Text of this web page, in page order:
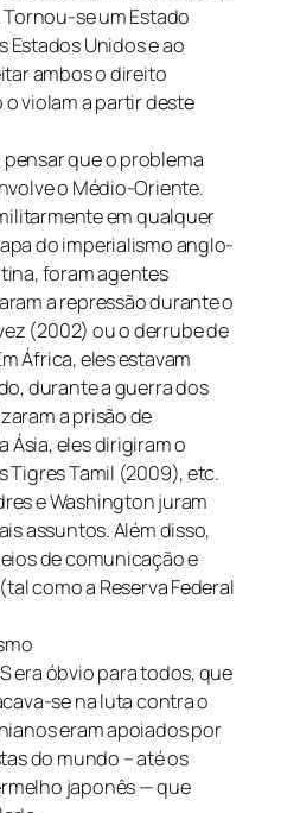
se um Estado
Estados Unidos e ao
ambos o direito
violam a partir deste
que o problema
o Médio-Oriente.
em qualquer
do imperialismo anglo-
foram agentes
a repressão durante o
(2002) ou o derrube de
África, eles estavam
durante a guerra dos
a prisão de
Ásia, eles dirigiram o
Tigres Tamil (2009), etc.
e Washington juram
assuntos. Além disso,
de comunicação e
como a Reserva Federal
era óbvio para todos, que
se na luta contra o
eram apoiados por
do mundo – até os
japonês — que